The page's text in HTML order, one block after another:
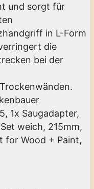
und sorgt für
in L-Form
die
bei der
1x Saugadapter,
weich, 215mm,
for Wood + Paint,